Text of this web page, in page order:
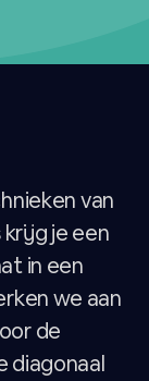
van
krijg je een
in een
we aan
de
diagonaal